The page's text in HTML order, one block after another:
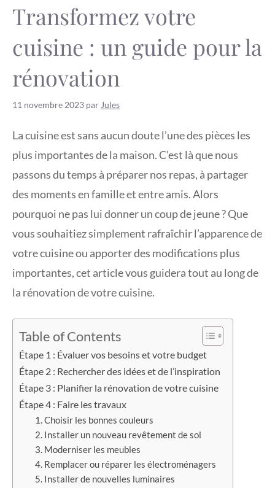
Transformez votre
cuisine : un guide pour la
rénovation
11 novembre 2023 par Jules
La cuisine est sans aucun doute l’une des pièces les
plus importantes de la maison. C’est là que nous
passons du temps à préparer nos repas, à partager
des moments en famille et entre amis. Alors
pourquoi ne pas lui donner un coup de jeune ? Que
vous souhaitiez simplement rafraîchir l’apparence de
votre cuisine ou apporter des modifications plus
importantes, cet article vous guidera tout au long de
la rénovation de votre cuisine.
Table of Contents
Étape 1 : Évaluer vos besoins et votre budget
Étape 2 : Rechercher des idées et de l’inspiration
Étape 3 : Planifier la rénovation de votre cuisine
Étape 4 : Faire les travaux
1. Choisir les bonnes couleurs
2. Installer un nouveau revêtement de sol
3. Moderniser les meubles
4. Remplacer ou réparer les électroménagers
5. Installer de nouvelles luminaires